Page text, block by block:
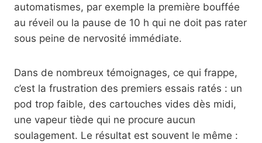
automatismes, par exemple la première bouffée
au réveil ou la pause de 10 h qui ne doit pas rater
sous peine de nervosité immédiate.
Dans de nombreux témoignages, ce qui frappe,
c’est la frustration des premiers essais ratés : un
pod trop faible, des cartouches vides dès midi,
une vapeur tiède qui ne procure aucun
soulagement. Le résultat est souvent le même :